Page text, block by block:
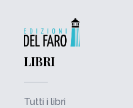
LIBRI
Tutti i libri